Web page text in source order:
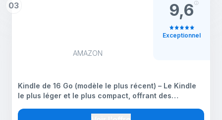
03
AMAZON
Kindle de 16 Go (modèle le plus récent) – Le Kindle
le plus léger et le plus compact, offrant des
procurer une expérience de lecture améliorée – Noir
9,6
Exceptionnel